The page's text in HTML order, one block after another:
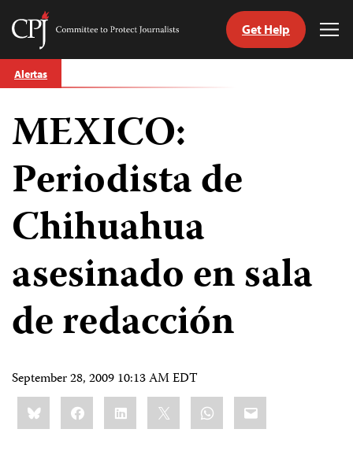
Skip
to
Committee
Journalists
Get Help
Alertas
MEXICO:
Periodista de
Chihuahua
asesinado en sala
de redacción
September 28, 2009 10:13 AM EDT
Share
this:BlueskyFacebookLinkedIn WhatsApp
Email